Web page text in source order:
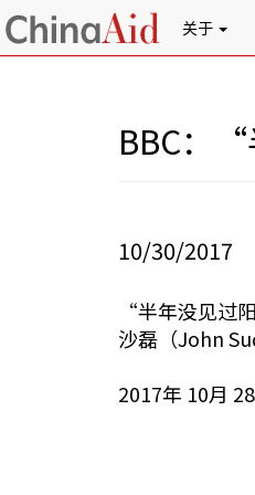
关于
BBC：
10/30/2017
“半年没见过
沙磊（John
2017年 10月